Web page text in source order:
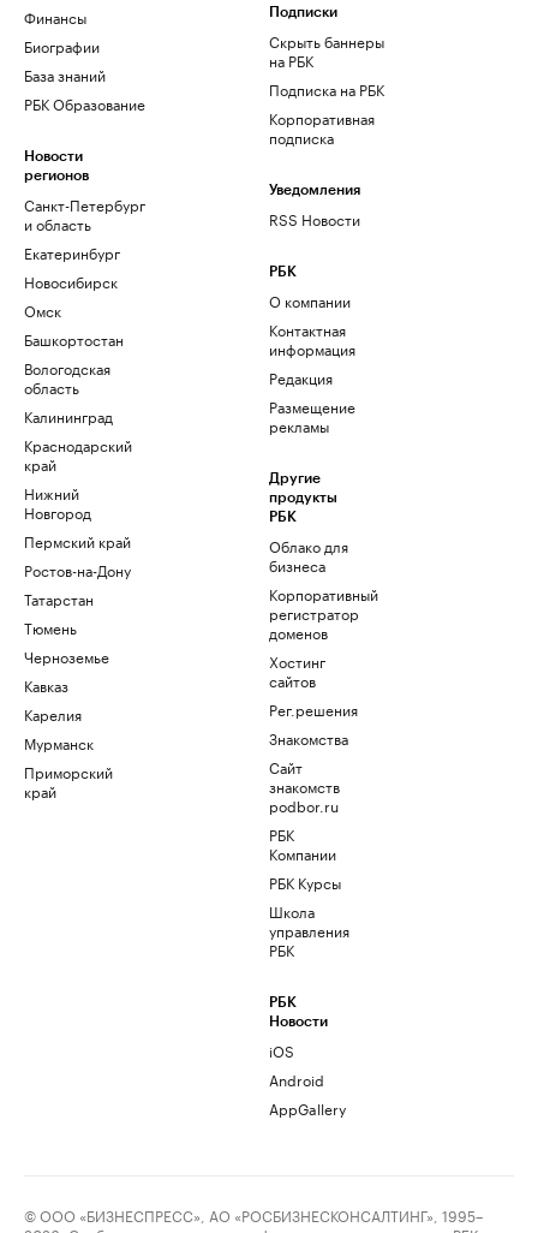
Финансы
Биографии
База знаний
РБК Образование
Новости
регионов
Санкт-Петербург
и область
Екатеринбург
Новосибирск
Омск
Башкортостан
Вологодская
область
Калининград
Краснодарский
край
Нижний
Новгород
Пермский край
Ростов-на-Дону
Татарстан
Тюмень
Черноземье
Кавказ
Карелия
Мурманск
Приморский
край
Подписки
Скрыть баннеры
на РБК
Подписка на РБК
Корпоративная
подписка
Уведомления
RSS Новости
РБК
О компании
Контактная
информация
Редакция
Размещение
рекламы
Другие
продукты
РБК
Облако для
бизнеса
Корпоративный
регистратор
доменов
Хостинг
сайтов
Рег.решения
Знакомства
Сайт
знакомств
podbor.ru
РБК
Компании
РБК Курсы
Школа
управления
РБК
РБК
Новости
iOS
Android
AppGallery
© ООО «БИЗНЕСПРЕСС», АО «РОСБИЗНЕСКОНСАЛТИНГ», 1995–